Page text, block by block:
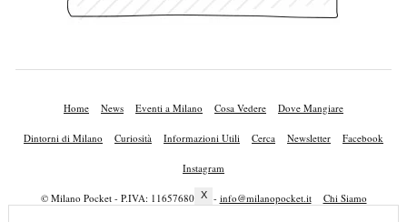
Home News Eventi a Milano Cosa Vedere Dove Mangiare
Dintorni di Milano Curiosità Informazioni Utili Cerca Newsletter Facebook
Instagram
© Milano Pocket - P.IVA: 11657680010 - info@milanopocket.it Chi Siamo
X